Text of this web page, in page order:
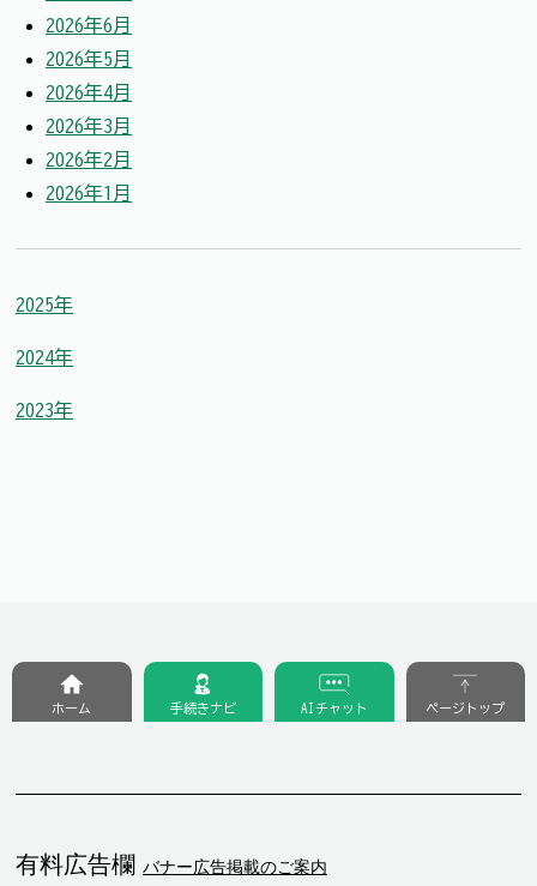
2026年6月
2026年5月
2026年4月
2026年3月
2026年2月
2026年1月
2025年
2024年
2023年
有料広告欄 バナー広告掲載のご案内
ホーム 手続きナビ AIチャット ページトップ